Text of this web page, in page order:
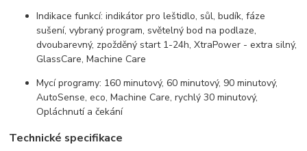
Indikace funkcí: indikátor pro leštidlo, sůl, budík, fáze
sušení, vybraný program, světelný bod na podlaze,
dvoubarevný, zpožděný start 1-24h, XtraPower - extra silný,
GlassCare, Machine Care
Mycí programy: 160 minutový, 60 minutový, 90 minutový,
AutoSense, eco, Machine Care, rychlý 30 minutový,
Opláchnutí a čekání
Technické specifikace